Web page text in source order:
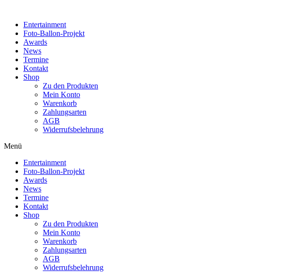
wechselnEntertainment
Foto-Ballon-Projekt
Awards
News
Termine
Kontakt
Shop
Zu den Produkten
Mein Konto
Warenkorb
Zahlungsarten
AGB
Widerrufsbelehrung
Menü
Entertainment
Foto-Ballon-Projekt
Awards
News
Termine
Kontakt
Shop
Zu den Produkten
Mein Konto
Warenkorb
Zahlungsarten
AGB
Widerrufsbelehrung